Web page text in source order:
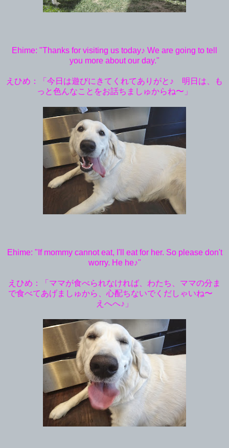
Ehime: "Thanks for visiting us today♪ We are going to tell
you more about our day."
えひめ：「今日は遊びにきてくれてありがと♪ 明日は、も
っと色んなことをお話ちましゅからね〜」
Ehime: "If mommy cannot eat, I'll eat for her. So please don't
worry. He he♪"
えひめ：「ママが食べられなければ、わたち、ママの分ま
で食べてあげましゅから、心配ちないでくだしゃいね〜
えへへ♪」